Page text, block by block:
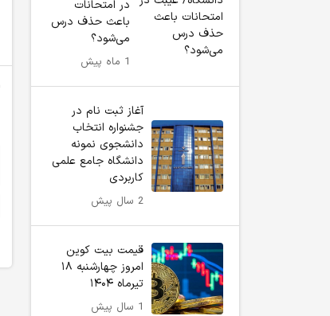
در امتحانات
باعث حذف درس
می‌شود؟
1 ماه پیش
آغاز ثبت نام در
جشنواره انتخاب
دانشجوی نمونه
دانشگاه جامع علمی
کاربردی
2 سال پیش
قیمت بیت کوین
امروز چهارشنبه ۱۸
تیرماه ۱۴۰۴
1 سال پیش